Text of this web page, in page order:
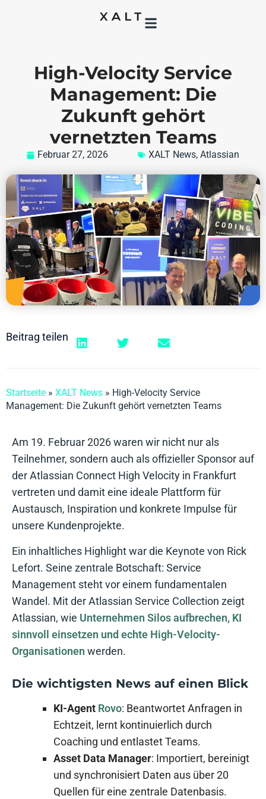
High-Velocity Service
Management: Die
Zukunft gehört
vernetzten Teams
Februar 27, 2026 XALT News, Atlassian
Beitrag teilen
Startseite » XALT News » High-Velocity Service
Management: Die Zukunft gehört vernetzten Teams
Am 19. Februar 2026 waren wir nicht nur als
Teilnehmer, sondern auch als offizieller Sponsor auf
der Atlassian Connect High Velocity in Frankfurt
vertreten und damit eine ideale Plattform für
Austausch, Inspiration und konkrete Impulse für
unsere Kundenprojekte.
Ein inhaltliches Highlight war die Keynote von Rick
Lefort. Seine zentrale Botschaft: Service
Management steht vor einem fundamentalen
Wandel. Mit der Atlassian Service Collection zeigt
Atlassian, wie Unternehmen Silos aufbrechen, KI
sinnvoll einsetzen und echte High-Velocity-
Organisationen werden.
Die wichtigsten News auf einen Blick
KI-Agent Rovo: Beantwortet Anfragen in
Echtzeit, lernt kontinuierlich durch
Coaching und entlastet Teams.
Asset Data Manager: Importiert, bereinigt
und synchronisiert Daten aus über 20
Quellen für eine zentrale Datenbasis.